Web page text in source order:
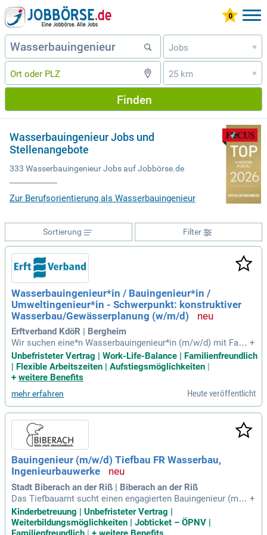
Jobs »
25 km »
Finden
Wasserbauingenieur Jobs und
Stellenangebote
333 Wasserbauingenieur Jobs auf Jobbörse.de
Zur Berufsorientierung als Wasserbauingenieur
Filter
Sortierung
Wasserbauingenieur*in / Bauingenieur*in /
Umweltingenieur*in - Schwerpunkt: konstruktiver
Wasserbau/Gewässerplanung (w/m/d)
Erftverband KdöR | Bergheim
Wir suchen eine*n Wasserbauingenieur*in (m/w/d) mit Fach
richtung konstruktiver Wasserbau und Gewässerplanung zur
Verstärkung unseres Teams. Diese Position kann sowohl in
Vollzeit als auch in vollzeitnaher Teilzeit besetzt werden. De
e Maßnahmen zur Gewährleistung des Abflusses, darunter
Hochwasserrückhaltebecken. Zu den Hauptaufgaben gehör
en Projektleitung, Objektplanung und die Renaturierung von
Gewässern. Zudem sind Sie für die Erstellung von Planfests
tellungsunterlagen und die Mitwirkung bei Vergaben zuständ
ig. Bewerben Sie sich jetzt und gestalten Sie die Zukunft de
s Wasserbaus aktiv mit!
+
Unbefristeter Vertrag | Work-Life-Balance | Familienfreundlich
| Flexible Arbeitszeiten | Aufstiegsmöglichkeiten
+ weitere Benefits
mehr erfahren Heute veröffentlicht
Bauingenieur (m/w/d) Tiefbau FR Wasserbau,
Ingenieurbauwerke
Stadt Biberach an der Riß | Biberach an der Riß
Das Tiefbauamt sucht einen engagierten Bauingenieur (m/
w/d) für die Bereiche Wasserbau und Ingenieurbauwerke. In
dieser unbefristeten Position erwarten Sie spannende Aufga
ben wie Entwurfs- und Ausführungsplanung sowie Bauleitun
+
Kinderbetreuung | Unbefristeter Vertrag |
Weiterbildungsmöglichkeiten | Jobticket – ÖPNV |